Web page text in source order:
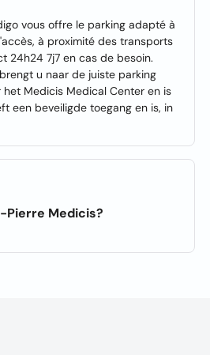
vous offre le parking adapté à
à proximité des transports
24h24 7j7 en cas de besoin.
u naar de juiste parking
Medicis Medical Center en is
een beveiligde toegang en is, in
Pierre Medicis?